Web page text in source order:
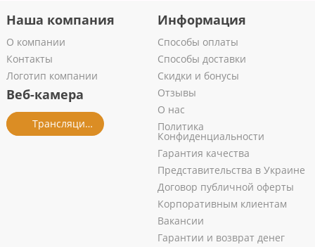
Наша компания
О компании
Контакты
Логотип компании
Веб-камера
Трансляция из салона
Информация
Способы оплаты
Способы доставки
Скидки и бонусы
Отзывы
О нас
Политика
Конфиденциальности
Гарантия качества
Представительства в Украине
Договор публичной оферты
Корпоративным клиентам
Вакансии
Гарантии и возврат денег